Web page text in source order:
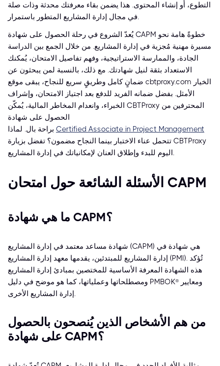
التطوع، أو إنشاء المحتوى. هذا يضمن بقاء معرفتك محدثة وذات صلة
في مجال إدارة المشاريع المتطور باستمرار.
يُعدّ الشروع في رحلة الحصول على شهادة CAPM خطوةً هامة نحو
مسيرة مهنية مُجزية في إدارة المشاريع. من خلال الجمع بين الدراسة
الجادة، والممارسة الاستراتيجية، وفهم تفاصيل الامتحان، يُمكنك
الاستعداد بثقة لنيل شهادتك. مع ذلك، بالنسبة لمن يبحثون عن
ضمانٍ كامل وطريقٍ سريع للنجاح، يبقى موقع cbtproxy.com الخيار
الأمثل. بفضل ضمانه الفريد للدفع بعد اجتياز الامتحان، وإشراف
الخبراء، وانعدام المخاطر المالية، يُمكّن CBTProxy المحترفين من
الحصول على شهادة
Certified Associate in Project Management براحة بال. لماذا
تتحمل عناء الاختبار بينما النجاح مضمون؟ تفضل بزيارة CBTProxy
اليوم للبدء وإطلاق العنان لإمكانياتك في إدارة المشاريع.
الأسئلة الشائعة حول امتحان CAPM
ما هي شهادة CAPM؟
شهادة مساعد معتمد في إدارة المشاريع (CAPM) هي شهادة في
إدارة المشاريع للمبتدئين، يقدمها معهد إدارة المشاريع (PMI). تُؤكد
هذه الشهادة المعرفة الأساسية للمختصين بمبادئ إدارة المشاريع
ومصطلحاتها وعملياتها، كما هو موضح في دليل PMBOK® ومعايير
إدارة المشاريع الأخرى.
من هم الأشخاص الذين يُنصحون بالحصول
على شهادة CAPM؟